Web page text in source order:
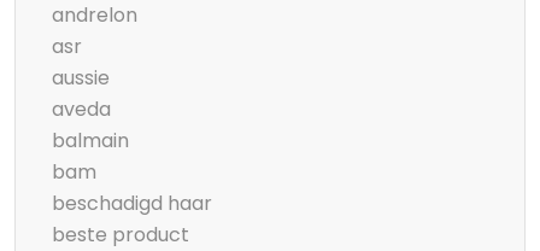
andrelon
asr
aussie
aveda
balmain
bam
beschadigd haar
beste product